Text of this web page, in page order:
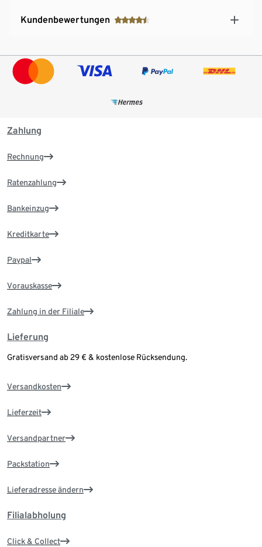
Kundenbewertungen
Zahlung
Rechnung
Ratenzahlung
Bankeinzug
Kreditkarte
Paypal
Vorauskasse
Zahlung in der Filiale
Lieferung
Gratisversand ab 29 € & kostenlose Rücksendung.
Versandkosten
Lieferzeit
Versandpartner
Packstation
Lieferadresse ändern
Filialabholung
Click & Collect